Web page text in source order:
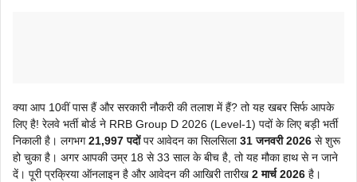
क्या आप 10वीं पास हैं और सरकारी नौकरी की तलाश में हैं? तो यह खबर सिर्फ आपके
लिए है! रेलवे भर्ती बोर्ड ने RRB Group D 2026 (Level-1) पदों के लिए बड़ी भर्ती
निकाली है। लगभग21,997 पदोंपर आवेदन का सिलसिला31 जनवरी 2026 से शुरू
हो चुका है। अगर आपकी उम्र 18 से 33 साल के बीच है, तो यह मौका हाथ से न जाने
दें। पूरी प्रक्रिया ऑनलाइन है और आवेदन की आखिरी तारीख 2 मार्च 2026 है।